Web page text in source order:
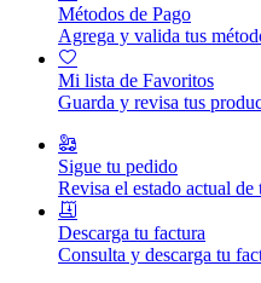
Métodos de Pago
Agrega y valida tus
Mi lista de Favoritos
Guarda y revisa tus
Sigue tu pedido
Revisa el estado actual de
Descarga tu factura
Consulta y descarga tu